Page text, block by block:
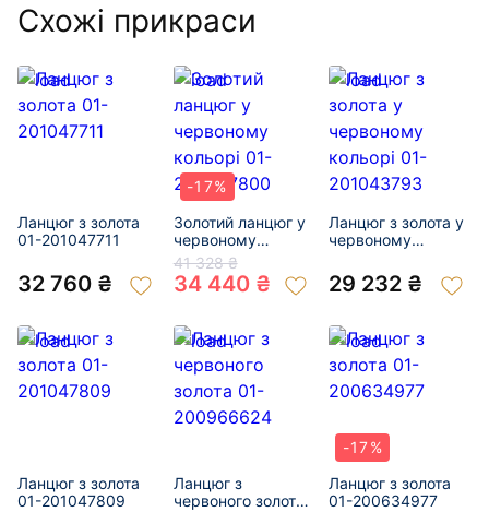
Схожі прикраси
Ланцюг з золота
01-201047711
32 760 ₴
-17%
Золотий ланцюг у
червоному
кольорі 01-
200627800
41 328 ₴
34 440 ₴
Ланцюг з золота у
червоному
201043793
29 232 ₴
Ланцюг з золота
01-201047809
Ланцюг з
червоного золота
-17%
Ланцюг з золота
01-200634977